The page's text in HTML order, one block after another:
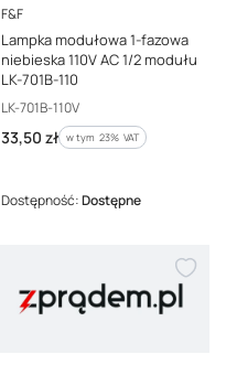
PRODUCENT
F&F
Lampka modułowa 1-fazowa
niebieska 110V AC 1/2 modułu
LK-701B-110
Kod producenta
LK-701B-110V
Cena brutto
33,50 zł w tym %s VAT
w tym 23% VAT
Dostępność:Dostępne